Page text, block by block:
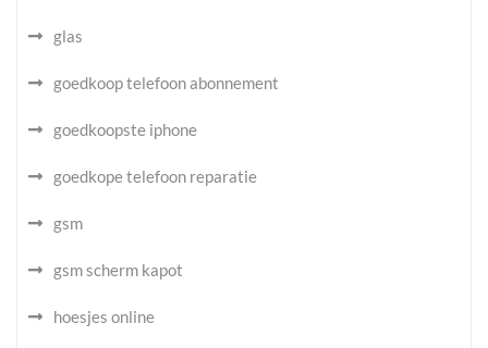
glas
goedkoop telefoon abonnement
goedkoopste iphone
goedkope telefoon reparatie
gsm
gsm scherm kapot
hoesjes online